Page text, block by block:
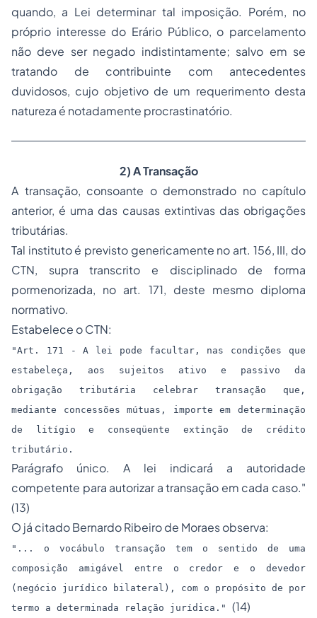
quando, a Lei determinar tal imposição. Porém, no
próprio interesse do Erário Público, o parcelamento
não deve ser negado indistintamente; salvo em se
tratando de contribuinte com antecedentes
duvidosos, cujo objetivo de um requerimento desta
natureza é notadamente procrastinatório.
2) A Transação
A transação, consoante o demonstrado no capítulo
anterior, é uma das causas extintivas das obrigações
tributárias.
Tal instituto é previsto genericamente no art. 156, III, do
CTN, supra transcrito e disciplinado de forma
pormenorizada, no art. 171, deste mesmo diploma
normativo.
Estabelece o CTN:
"Art. 171 - A lei pode facultar, nas condições que
estabeleça, aos sujeitos ativo e passivo da
obrigação tributária celebrar transação que,
mediante concessões mútuas, importe em determinação
de litígio e conseqüente extinção de crédito
tributário.
Parágrafo único. A lei indicará a autoridade
competente para autorizar a transação em cada caso."
(13)
O já citado Bernardo Ribeiro de Moraes observa:
"... o vocábulo transação tem o sentido de uma
composição amigável entre o credor e o devedor
(negócio jurídico bilateral), com o propósito de por
termo a determinada relação jurídica." (14)